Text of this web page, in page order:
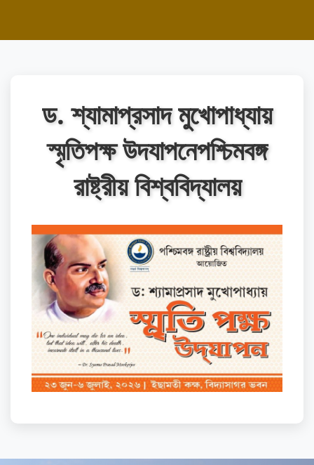
ড. শ্যামাপ্রসাদ মুখোপাধ্যায়
স্মৃতিপক্ষ উদযাপনেপশ্চিমবঙ্গ
রাষ্ট্রীয় বিশ্ববিদ্যালয়